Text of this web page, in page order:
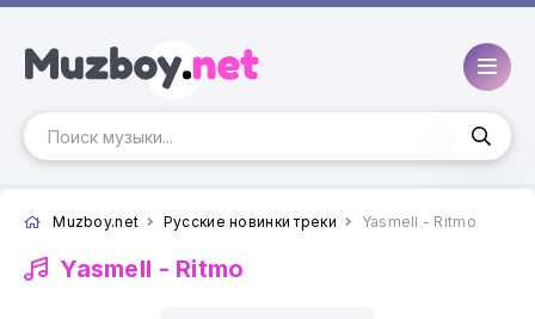
Muzboy.net Русские новинки треки Yasmell - Ritmo
Yasmell - Ritmo